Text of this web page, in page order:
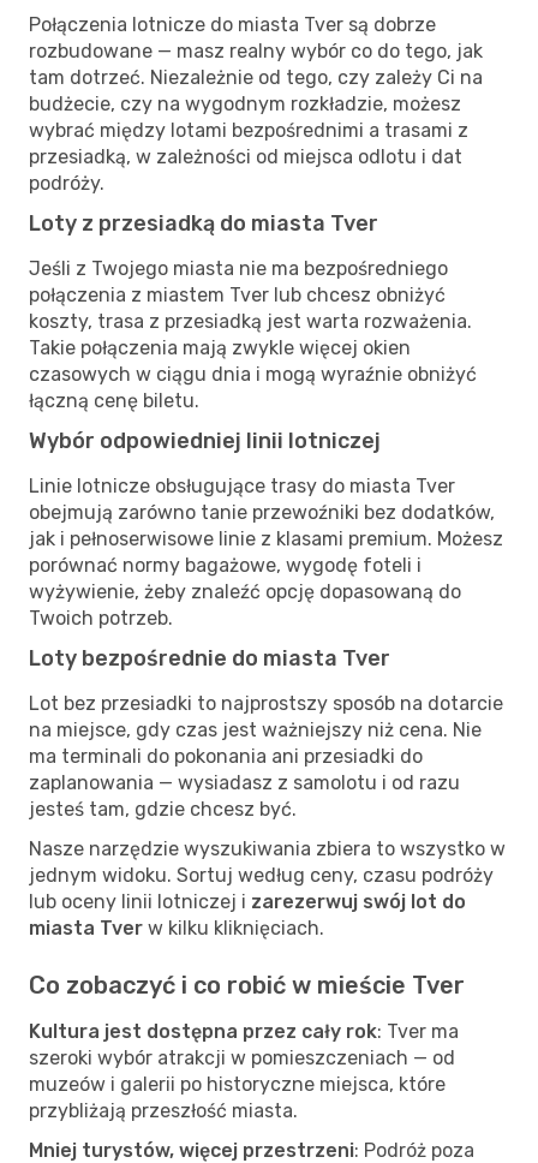
Połączenia lotnicze do miasta Tver są dobrze
rozbudowane — masz realny wybór co do tego, jak
tam dotrzeć. Niezależnie od tego, czy zależy Ci na
budżecie, czy na wygodnym rozkładzie, możesz
wybrać między lotami bezpośrednimi a trasami z
przesiadką, w zależności od miejsca odlotu i dat
podróży.
Loty z przesiadką do miasta Tver
Jeśli z Twojego miasta nie ma bezpośredniego
połączenia z miastem Tver lub chcesz obniżyć
koszty, trasa z przesiadką jest warta rozważenia.
Takie połączenia mają zwykle więcej okien
czasowych w ciągu dnia i mogą wyraźnie obniżyć
łączną cenę biletu.
Wybór odpowiedniej linii lotniczej
Linie lotnicze obsługujące trasy do miasta Tver
obejmują zarówno tanie przewoźniki bez dodatków,
jak i pełnoserwisowe linie z klasami premium. Możesz
porównać normy bagażowe, wygodę foteli i
wyżywienie, żeby znaleźć opcję dopasowaną do
Twoich potrzeb.
Loty bezpośrednie do miasta Tver
Lot bez przesiadki to najprostszy sposób na dotarcie
na miejsce, gdy czas jest ważniejszy niż cena. Nie
ma terminali do pokonania ani przesiadki do
zaplanowania — wysiadasz z samolotu i od razu
jesteś tam, gdzie chcesz być.
Nasze narzędzie wyszukiwania zbiera to wszystko w
jednym widoku. Sortuj według ceny, czasu podróży
lub oceny linii lotniczej i zarezerwuj swój lot do
miasta Tver w kilku kliknięciach.
Co zobaczyć i co robić w mieście Tver
Kultura jest dostępna przez cały rok: Tver ma
szeroki wybór atrakcji w pomieszczeniach — od
muzeów i galerii po historyczne miejsca, które
przybliżają przeszłość miasta.
Mniej turystów, więcej przestrzeni: Podróż poza